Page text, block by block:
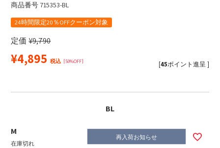
商品番号 715353-BL
24時間限定20％OFFクーポン対象
定価 ¥9,790
50%OFF
¥4,895 税込 [45ポイント進呈 ]
BL
M
在庫切れ
再入荷お知らせ